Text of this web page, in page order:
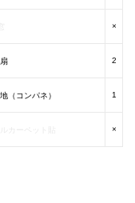
×
2
（コンパネ） 1
×